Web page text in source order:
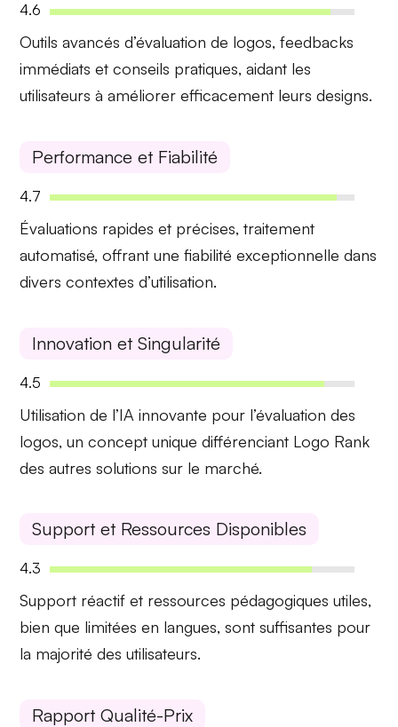
4.6
Outils avancés d’évaluation de logos, feedbacks
immédiats et conseils pratiques, aidant les
utilisateurs à améliorer efficacement leurs designs.
Performance et Fiabilité
4.7
Évaluations rapides et précises, traitement
automatisé, offrant une fiabilité exceptionnelle dans
divers contextes d’utilisation.
Innovation et Singularité
4.5
Utilisation de l’IA innovante pour l’évaluation des
logos, un concept unique différenciant Logo Rank
des autres solutions sur le marché.
Support et Ressources Disponibles
4.3
Support réactif et ressources pédagogiques utiles,
bien que limitées en langues, sont suffisantes pour
la majorité des utilisateurs.
Rapport Qualité-Prix